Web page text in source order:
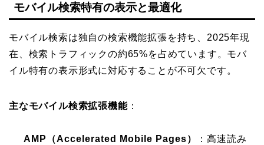
モバイル検索特有の表示と最適化
モバイル検索は独自の検索機能拡張を持ち、2025年現
在、検索トラフィックの約65%を占めています。モバ
イル特有の表示形式に対応することが不可欠です。
主なモバイル検索拡張機能：
AMP（Accelerated Mobile Pages）
：高速読み